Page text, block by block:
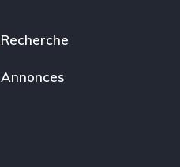
Recherche
Annonces